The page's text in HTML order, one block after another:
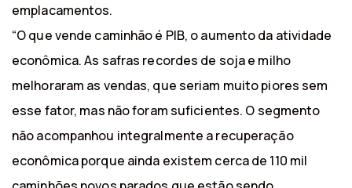
emplacamentos.
“O que vende caminhão é PIB, o aumento da atividade
econômica. As safras recordes de soja e milho
melhoraram as vendas, que seriam muito piores sem
esse fator, mas não foram suficientes. O segmento
não acompanhou integralmente a recuperação
econômica porque ainda existem cerca de 110 mil